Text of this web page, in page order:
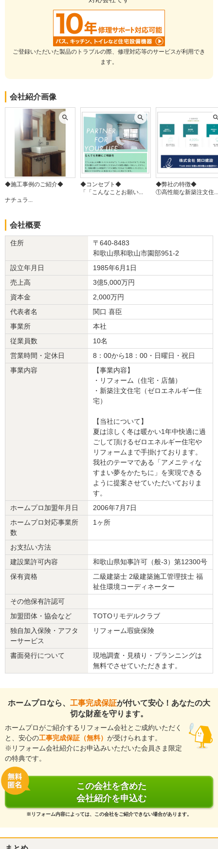
5
この度は素早く丁寧に対応していただきありがとうございました。
あとでわかった水はけ問題にもすぐに対応して下さり、助かりまし
この会社に決めた理由
担当者が丁寧
要望が通った
リフォーム会社からの返答
弊社を選んで頂き誠に有難うございました。
行き届かない面もありお客様にご迷惑をお掛けしてしまい、申し訳
ございませんでした。
今後ことも、良いお付き合いをさせて頂ければ思っております。
この度は、有難うございました。
リフォーム箇所
価格
： 114,000円
施工地
和歌山市
工事完了日
『素早い返信・連絡』が良かった（40代/男性）
5
意図をくんでいただき、当方が不在にもかかわらず、現地の母に気
遣いをいただきながら、工事を進めてくださり、何より母が大変満
足していたので、感謝しています。また、今後も色々とご相談した
い会社だと感じています。ありがとうございました。
対応が早く、現状確認から見積りがスムーズでしたし、商品提案も
のに悩みはなく、任せてみようと判断しました。
リフォーム会社からの返答
お忙しい中、評価して頂き誠にありがとうございます。
この様なご縁を頂き私共も大変嬉しく思っております。
今後とも良いお付き合いをさせて頂きたいと思いますので、宜しく
本当にありがとうございました。
建物のタイプ
： 戸建住宅
リフォーム箇所
価格
： 345,000円
施工地
：
築年数
： 30年以上
工事完了日
： 2017年3月21日
『素早い返信・連絡』が良かった（60代/男性）
5
このたびはお世話になりました。快適に使用しています。
この会社に決めた理由
この度はご縁頂きましてありがとうございました。
お客様にこのようなお声を頂けることが、私共の喜びであり励みと
なります。
今後もより良いお付き合いをさせて頂きたいと思いますので、宜し
くお願い申し上げます。
ありがとうございました。
建物のタイプ
： 273,000円
ご登録いただいた製品のトラブルの際、修理対応等のサービスが利用でき
ます。
会社紹介画像
◆施工事例のご紹介◆
ナチュラ...
◆コンセプト◆
「「こんなことお願い...
◆弊社の特徴◆
①高性能な新築注文住...
会社概要
住所
〒640-8483
和歌山県和歌山市園部951-2
設立年月日
1985年6月1日
売上高
3億5,000万円
資本金
2,000万円
代表者名
関口 喜臣
事業所
本社
従業員数
10名
営業時間・定休日
8：00から18：00・日曜日・祝日
事業内容
【事業内容】
・リフォーム（住宅・店舗）
・新築注文住宅（ゼロエネルギー住
宅）
【当社について】
夏は涼しく冬は暖かい1年中快適に過
ごして頂けるゼロエネルギー住宅や
リフォームまで手掛けております。
我社のテーマである「アメニティな
すまい夢をかたちに」を実現できる
ように提案させていただいておりま
す。
ホームプロ加盟年月日
2006年7月7日
ホームプロ対応事業所
数
1ヶ所
お支払い方法
建設業許可内容
和歌山県知事許可（般-3）第12300号
保有資格
二級建築士 2級建築施工管理技士 福
祉住環境コーディネーター
その他保有許認可
加盟団体・協会など
TOTOリモデルクラブ
独自加入保険・アフタ
ーサービス
リフォーム瑕疵保険
書面発行について
現地調査・見積り・プランニングは
無料でさせていただきます。
ホームプロなら、 工事完成保証が付いて安心！あなたの大
切な財産を守ります。
ホームプロがご紹介するリフォーム会社とご成約いただく
と、安心の工事完成保証（無料） が受けられます。
※リフォーム会社紹介にお申込みいただいた会員さま限定
の特典です。
この会社を含めた
会社紹介を申込む
※リフォーム内容によっては、この会社をご紹介できない場合があります。